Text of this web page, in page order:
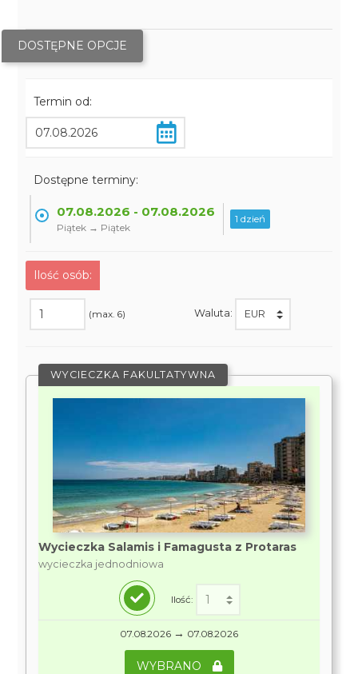
DOSTĘPNE OPCJE
Termin od:
Dostępne terminy:
07.08.2026 - 07.08.2026
Piątek → Piątek
1 dzień
Ilość osób:
(max. 6) Waluta:
WYCIECZKA FAKULTATYWNA
Wycieczka Salamis i Famagusta z Protaras
wycieczka jednodniowa
Ilość:
07.08.2026 → 07.08.2026
WYBRANO